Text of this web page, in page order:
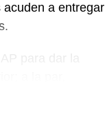
acuden a entregar
proceso.